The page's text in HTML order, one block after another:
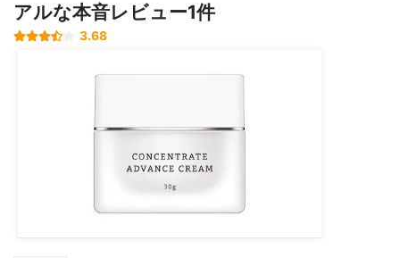
アルな本音レビュー1件
3.68